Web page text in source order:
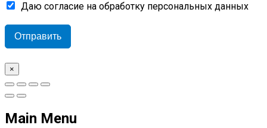
Даю согласие на обработку персональных данных
Отправить
×
Main Menu